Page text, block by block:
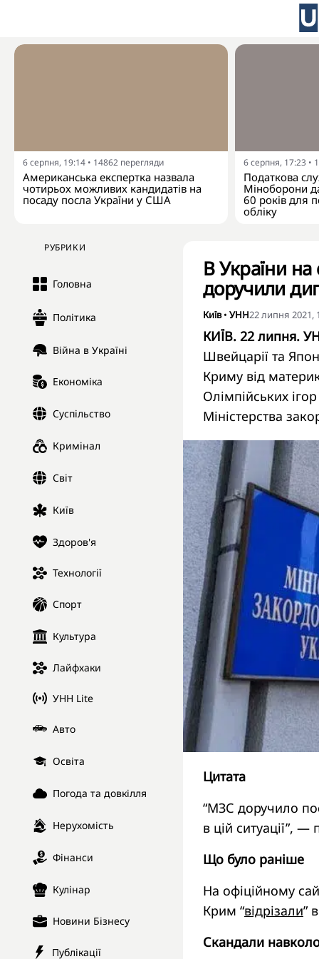
6 серпня, 19:14 • 14862 перегляди
Американська експертка назвала
чотирьох можливих кандидатів на
посаду посла України у США
6 серпня, 17:23 •
Податкова
Міноборони
60 років для
обліку
РУБРИКИ
Головна
Політика
Війна в Україні
Економіка
Суспільство
Кримінал
Світ
Київ
Здоров'я
Технології
Спорт
Культура
Лайфхаки
УНН Lite
Авто
Освіта
Погода та довкілля
Нерухомість
Фінанси
Кулінар
Новини Бізнесу
Публікації
В України
доручили
Київ• УНН22 липня 2021,
КИЇВ. 22 липня.
Швейцарії та
Криму від
Олімпійських
Міністерства
Цитата
“МЗС доручило
в цій ситуації”,
Що було раніше
На офіційному
Крим “відрізали”
Скандали